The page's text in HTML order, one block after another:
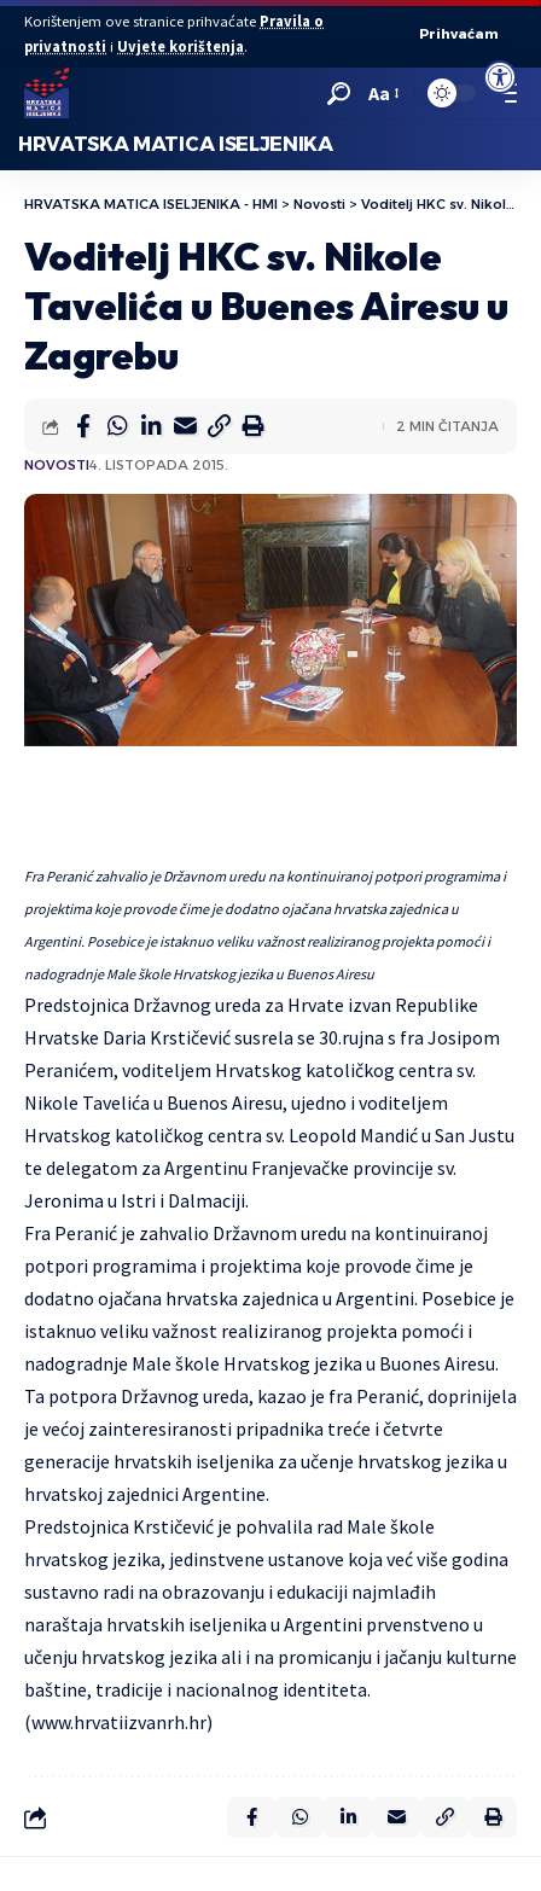
Open
Korištenjem ove stranice prihvaćate Pravila o
privatnosti i Uvjete korištenja.
Prihvaćam
Aa
HRVATSKA MATICA ISELJENIKA
HRVATSKA MATICA ISELJENIKA - HMI > Novosti > Voditelj HKC sv. Nikole Tavelića u Buenes Airesu u Zagrebu
Voditelj HKC sv. Nikole
Tavelića u Buenes Airesu u
Zagrebu
NOVOSTI4. LISTOPADA 2015.
2 MIN ČITANJA
Fra Peranić zahvalio je Državnom uredu na kontinuiranoj potpori programima i
projektima koje provode čime je dodatno ojačana hrvatska zajednica u
Argentini. Posebice je istaknuo veliku važnost realiziranog projekta pomoći i
nadogradnje Male škole Hrvatskog jezika u Buenos Airesu
Predstojnica Državnog ureda za Hrvate izvan Republike
Hrvatske Daria Krstičević susrela se 30.rujna s fra Josipom
Peranićem, voditeljem Hrvatskog katoličkog centra sv.
Nikole Tavelića u Buenos Airesu, ujedno i voditeljem
Hrvatskog katoličkog centra sv. Leopold Mandić u San Justu
te delegatom za Argentinu Franjevačke provincije sv.
Jeronima u Istri i Dalmaciji.
Fra Peranić je zahvalio Državnom uredu na kontinuiranoj
potpori programima i projektima koje provode čime je
dodatno ojačana hrvatska zajednica u Argentini. Posebice je
istaknuo veliku važnost realiziranog projekta pomoći i
nadogradnje Male škole Hrvatskog jezika u Buones Airesu.
Ta potpora Državnog ureda, kazao je fra Peranić, doprinijela
je većoj zainteresiranosti pripadnika treće i četvrte
generacije hrvatskih iseljenika za učenje hrvatskog jezika u
hrvatskoj zajednici Argentine.
Predstojnica Krstičević je pohvalila rad Male škole
hrvatskog jezika, jedinstvene ustanove koja već više godina
sustavno radi na obrazovanju i edukaciji najmlađih
naraštaja hrvatskih iseljenika u Argentini prvenstveno u
učenju hrvatskog jezika ali i na promicanju i jačanju kulturne
baštine, tradicije i nacionalnog identiteta.
(www.hrvatiizvanrh.hr)